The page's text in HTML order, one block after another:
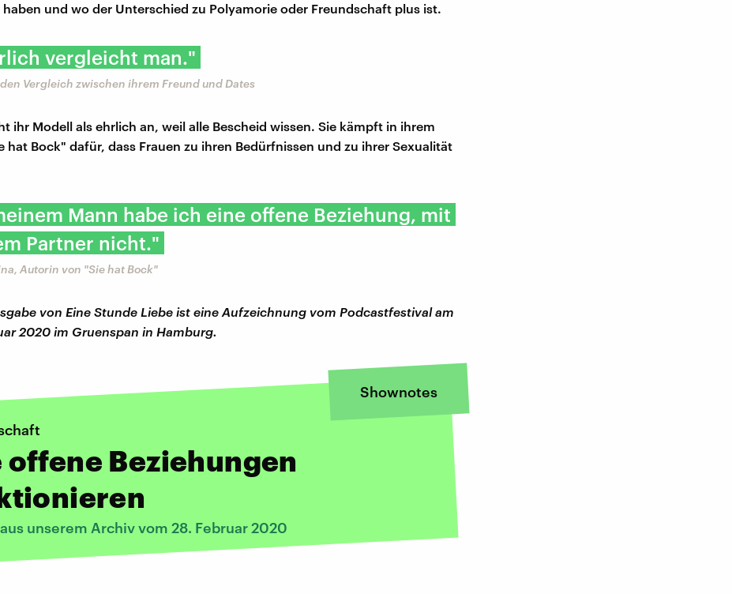
und wo der Unterschied zu Polyamorie oder Freundschaft plus ist.
vergleicht man."
Vergleich zwischen ihrem Freund und Dates
ihr Modell als ehrlich an, weil alle Bescheid wissen. Sie kämpft in ihrem
hat Bock" dafür, dass Frauen zu ihren Bedürfnissen und zu ihrer Sexualität
Mann habe ich eine offene Beziehung, mit
Partner nicht."
Autorin von "Sie hat Bock"
von Eine Stunde Liebe ist eine Aufzeichnung vom Podcastfestival am
2020 im Gruenspan in Hamburg.
Shownotes
offene Beziehungen
unserem Archiv vom 28. Februar 2020